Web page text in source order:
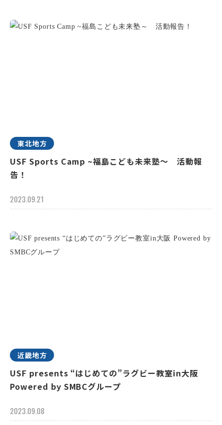
東北地方
USF Sports Camp ~福島こども未来塾～ 活動報
告！
2023.09.21
近畿地方
USF presents “はじめての”ラグビー教室in大阪
Powered by SMBCグループ
2023.09.08